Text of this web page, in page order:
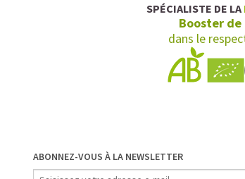
SPÉCIALISTE DE LA
Booster
dans le
ABONNEZ-VOUS À LA NEWSLETTER